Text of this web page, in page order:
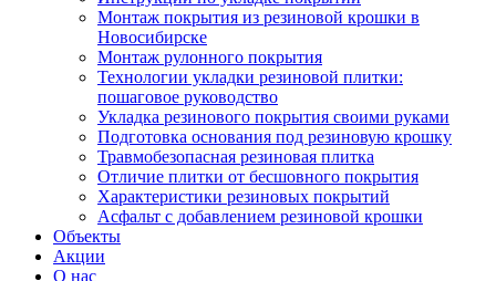
Монтаж покрытия из резиновой крошки в
Новосибирске
Монтаж рулонного покрытия
Технологии укладки резиновой плитки:
пошаговое руководство
Укладка резинового покрытия своими руками
Подготовка основания под резиновую крошку
Травмобезопасная резиновая плитка
Отличие плитки от бесшовного покрытия
Характеристики резиновых покрытий
Асфальт с добавлением резиновой крошки
Объекты
Акции
О нас